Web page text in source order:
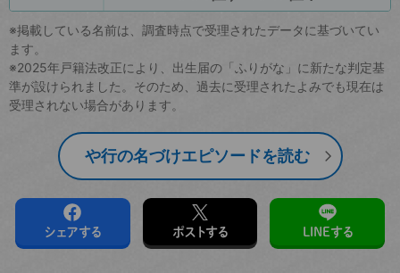
※掲載している名前は、調査時点で受理されたデータに基づいてい
ます。
※2025年戸籍法改正により、出生届の「ふりがな」に新たな判定基
準が設けられました。そのため、過去に受理されたよみでも現在は
受理されない場合があります。
や行の名づけエピソードを読む
シェアする ポストする LINEする